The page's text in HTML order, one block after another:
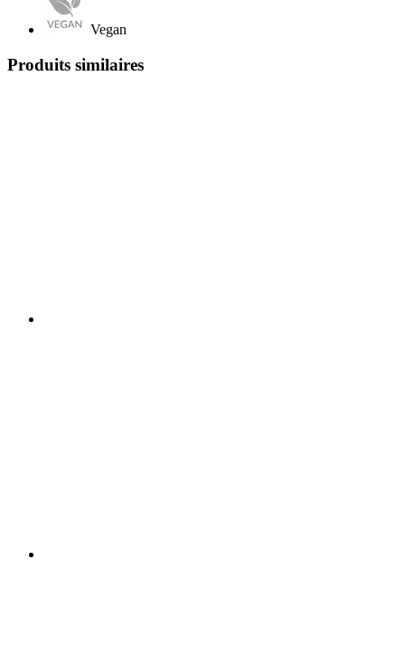
Vegan
Produits similaires